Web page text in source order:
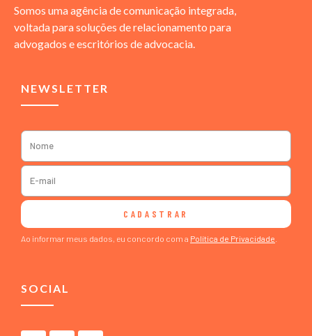
Somos uma agência de comunicação integrada,
voltada para soluções de relacionamento para
advogados e escritórios de advocacia.
NEWSLETTER
CADASTRAR
Ao informar meus dados, eu concordo com a Política de Privacidade
SOCIAL